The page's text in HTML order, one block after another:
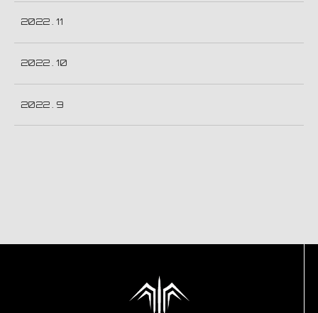
2022 . 11
2022 . 10
2022 . 9